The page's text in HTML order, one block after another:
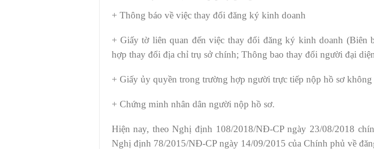
+ Thông báo về việc thay đổi đăng ký kinh doanh
+ Giấy tờ liên quan đến việc thay đổi đăng ký kinh doanh (Biên
hợp thay đổi địa chỉ trụ sở chính; Thông bao thay đổi người đại
+ Giấy ủy quyền trong trường hợp người trực tiếp nộp hồ sơ
+ Chứng minh nhân dân người nộp hồ sơ.
Hiện nay, theo Nghị định 108/2018/NĐ-CP ngày 23/08/2018
Nghị định 78/2015/NĐ-CP ngày 14/09/2015 của Chính phủ về